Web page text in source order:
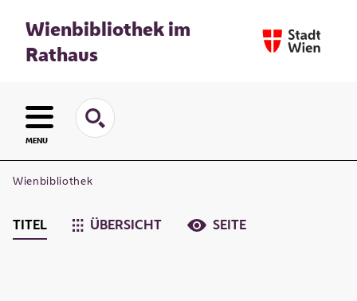
Wienbibliothek im
Rathaus
MENU
Wienbibliothek
TITEL ÜBERSICHT SEITE